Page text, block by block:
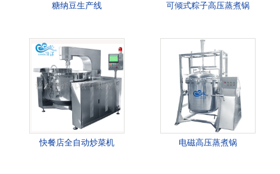
糖纳豆生产线 可倾式粽子高压蒸煮锅
快餐店全自动炒菜机 电磁高压蒸煮锅